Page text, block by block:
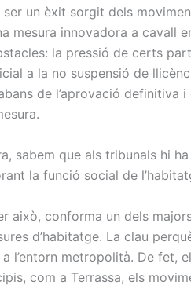
un èxit sorgit dels
mesura innovadora a
la pressió de certs
a la no suspensió de
de l’aprovació definitiva
sabem que als tribunals hi
la funció social de
això, conforma un dels
d’habitatge. La clau
l’entorn metropolità. De fet,
com a Terrassa, els